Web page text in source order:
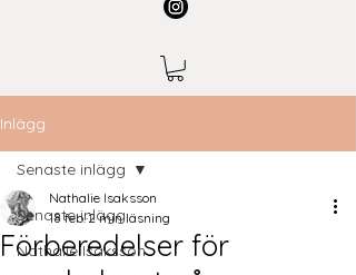
Inlägg
Senaste inlägg
Nathalie Isaksson
Senaste inlägg
Förberedelser för
Nathalie Isaksson
18 feb.2 min läsning